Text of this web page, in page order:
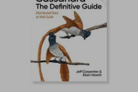
dcto.
$ 117.89
$ 70.73